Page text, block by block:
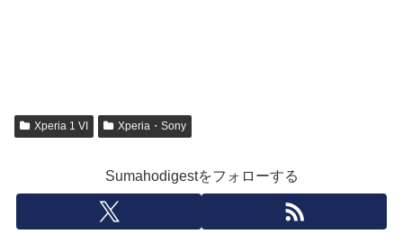
Xperia 1 VI Xperia・Sony
Sumahodigestをフォローする